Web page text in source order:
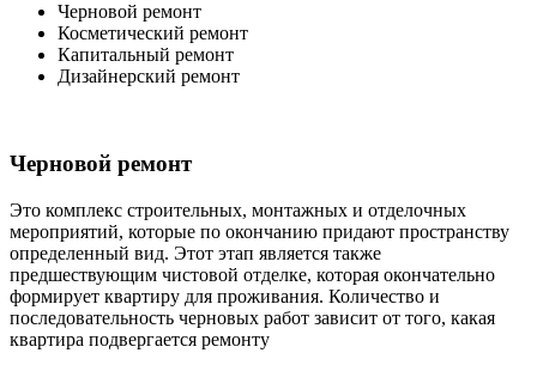
Черновой ремонт
Косметический ремонт
Капитальный ремонт
Дизайнерский ремонт
Черновой ремонт
Это комплекс строительных, монтажных и отделочных
мероприятий, которые по окончанию придают пространству
определенный вид. Этот этап является также
предшествующим чистовой отделке, которая окончательно
формирует квартиру для проживания. Количество и
последовательность черновых работ зависит от того, какая
квартира подвергается ремонту